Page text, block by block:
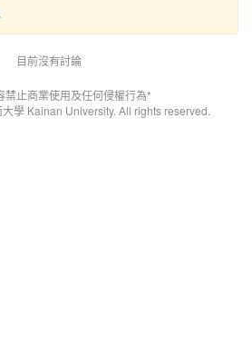
目前沒有討論
禁止商業使用及任何侵權行為*
大學 Kainan University. All rights reserved.